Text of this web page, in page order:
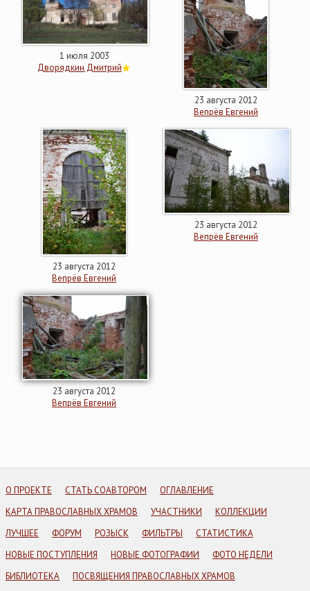
1 июля 2003
Дворядкин Дмитрий
23 августа 2012
Вепрёв Евгений
23 августа 2012
Вепрёв Евгений
23 августа 2012
Вепрёв Евгений
23 августа 2012
Вепрёв Евгений
О ПРОЕКТЕ СТАТЬ СОАВТОРОМ
ОГЛАВЛЕНИЕ
КАРТА ПРАВОСЛАВНЫХ ХРАМОВ
УЧАСТНИКИ
КОЛЛЕКЦИИ
ЛУЧШЕЕ
ФОРУМ РОЗЫСК ФИЛЬТРЫ
СТАТИСТИКА
НОВЫЕ ПОСТУПЛЕНИЯ
НОВЫЕ ФОТОГРАФИИ
ФОТО НЕДЕЛИ
БИБЛИОТЕКА
ПОСВЯЩЕНИЯ ПРАВОСЛАВНЫХ ХРАМОВ